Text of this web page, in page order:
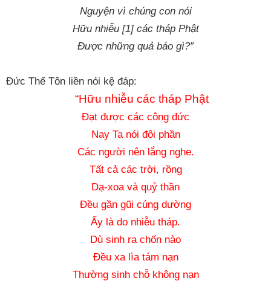
Nguyện vì chúng con nói
Hữu nhiễu [1] các tháp Phật
Được những quả báo gì?”
Đức Thế Tôn liền nói kệ đáp:
“Hữu nhiễu các tháp Phật
Đạt được các công đức
Nay Ta nói đôi phần
Các người nên lắng nghe.
Tất cả các trời, rồng
Dạ-xoa và quỷ thần
Đều gần gũi cúng dường
Ấy là do nhiễu tháp.
Dù sinh ra chốn nào
Đều xa lìa tám nạn
Thường sinh chỗ không nạn